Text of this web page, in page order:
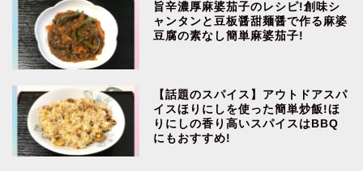
旨辛濃厚麻婆茄子のレシピ!創味シ
ャンタンと豆板醤甜麺醤で作る麻婆
豆腐の素なし簡単麻婆茄子!
【話題のスパイス】アウトドアスパ
イスほりにしを使った簡単炒飯!ほ
りにしの香り高いスパイスはBBQ
にもおすすめ!